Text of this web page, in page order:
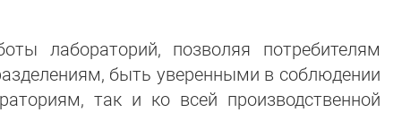
лабораторий, позволяя потребителям
быть уверенными в соблюдении
так и ко всей производственной